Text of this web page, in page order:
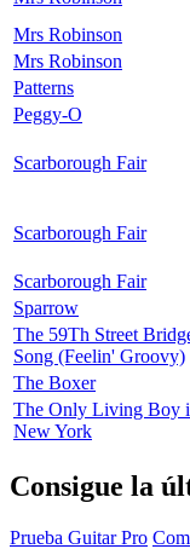
Mrs Robinson
Mrs Robinson
Patterns
Peggy-O
Scarborough Fair
Scarborough Fair
Scarborough Fair
Sparrow
The 59Th Street
Song (Feelin' Groovy)
The Boxer
The Only Living Boy
New York
Consigue la
Prueba Guitar Pro